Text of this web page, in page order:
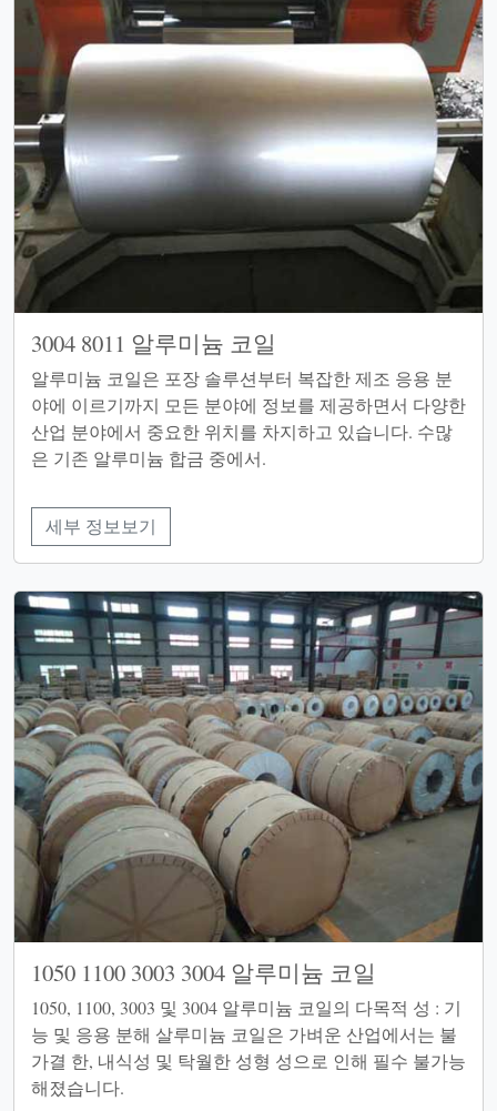
3004 8011 알루미늄 코일
알루미늄 코일은 포장 솔루션부터 복잡한 제조 응용 분
야에 이르기까지 모든 분야에 정보를 제공하면서 다양한
산업 분야에서 중요한 위치를 차지하고 있습니다. 수많
은 기존 알루미늄 합금 중에서.
세부 정보보기
1050 1100 3003 3004 알루미늄 코일
1050, 1100, 3003 및 3004 알루미늄 코일의 다목적 성 : 기
능 및 응용 분해 살루미늄 코일은 가벼운 산업에서는 불
가결 한, 내식성 및 탁월한 성형 성으로 인해 필수 불가능
해졌습니다.